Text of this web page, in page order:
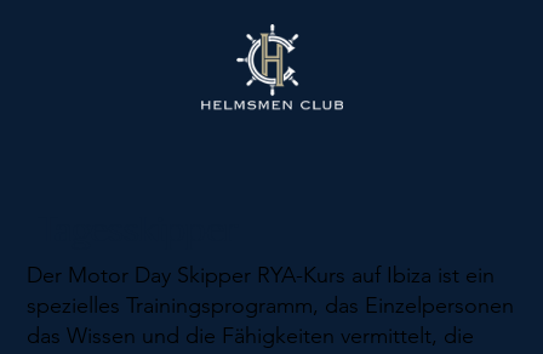
Der Motor Day Skipper RYA-Kurs auf Ibiza ist ein
spezielles Trainingsprogramm, das Einzelpersonen
das Wissen und die Fähigkeiten vermittelt, die